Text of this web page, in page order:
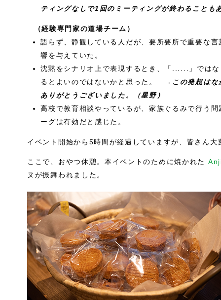
ティングなしで1回のミーティングが終わることも
（経験専門家の道場チーム）
語らず、静観している人だが、要所要所で重要な
響を与えていた。
沈黙をシナリオ上で表現するとき、「......」では
るとよいのではないかと思った。
→この発想はな
ありがとうございました。（星野）
高校で教育相談やっているが、家族ぐるみで行う
ーグは有効だと感じた。
イベント開始から5時間が経過していますが、皆さん
ここで、おやつ休憩。本イベントのために焼かれた
ヌが振舞われました。